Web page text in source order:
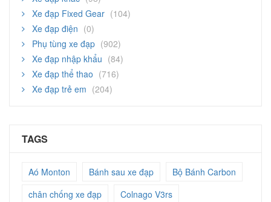
Xe đạp Fixed Gear (104)
Xe đạp điện (0)
Phụ tùng xe đạp (902)
Xe đạp nhập khẩu (84)
Xe đạp thể thao (716)
Xe đạp trẻ em (204)
TAGS
Aó Monton Bánh sau xe đạp
Bộ Bánh Carbon
chân chống xe đạp
Colnago V3rs